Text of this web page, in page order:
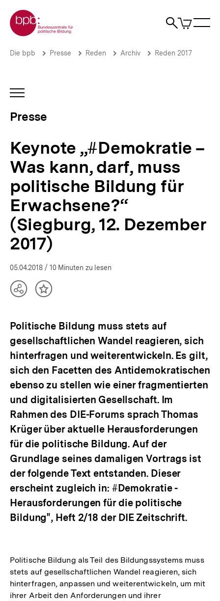
zum
Seiteninhalt
springen
Zur Startseite der bpb
Suche
Artikel
im
Keynote
kann,
darf,
politische
Erwachsene?“
(Siegburg,
Dezember
2017)
Presse
bpb.de
Brotkrümelnavigation
Pfadnavigation
Die bpb Presse Reden Archiv Reden 2017
INHALTSNAVIGATION
Presse
Keynote „#Demokratie –
Was kann, darf, muss
politische Bildung für
Erwachsene?“
(Siegburg, 12. Dezember
2017)
05.04.2018 / 10 Minuten zu lesen
TeilenInhalt
Politische Bildung muss stets auf
gesellschaftlichen Wandel reagieren, sich
hinterfragen und weiterentwickeln. Es gilt,
sich den Facetten des Antidemokratischen
ebenso zu stellen wie einer fragmentierten
und digitalisierten Gesellschaft. Im
Rahmen des DIE-Forums sprach Thomas
Krüger über aktuelle Herausforderungen
für die politische Bildung. Auf der
Grundlage seines damaligen Vortrags ist
der folgende Text entstanden. Dieser
erscheint zugleich in: #Demokratie -
Herausforderungen für die politische
Bildung", Heft 2/18 der DIE Zeitschrift.
Politische Bildung als Teil des Bildungssystems muss
stets auf gesellschaftlichen Wandel reagieren, sich
hinterfragen, anpassen und weiterentwickeln, um mit
ihrer Arbeit den Anforderungen und ihrer